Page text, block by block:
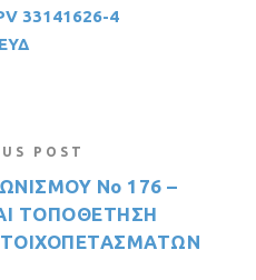
33141626-4
POST
Νο 176 –
ΤΟΠΟΘΕΤΗΣΗ